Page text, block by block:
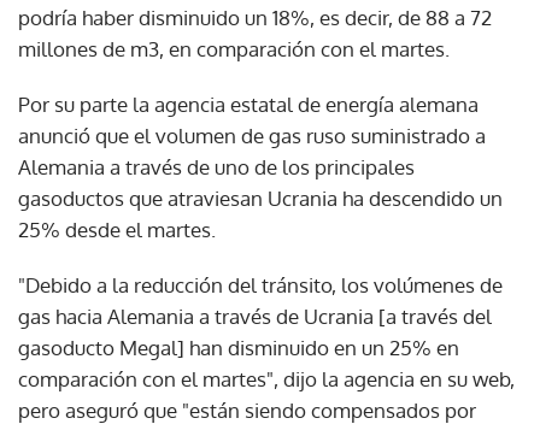
podría haber disminuido un 18%, es decir, de 88 a 72
millones de m3, en comparación con el martes.
Por su parte la agencia estatal de energía alemana
anunció que el volumen de gas ruso suministrado a
Alemania a través de uno de los principales
gasoductos que atraviesan Ucrania ha descendido un
25% desde el martes.
"Debido a la reducción del tránsito, los volúmenes de
gas hacia Alemania a través de Ucrania [a través del
gasoducto Megal] han disminuido en un 25% en
comparación con el martes", dijo la agencia en su web,
pero aseguró que "están siendo compensados por